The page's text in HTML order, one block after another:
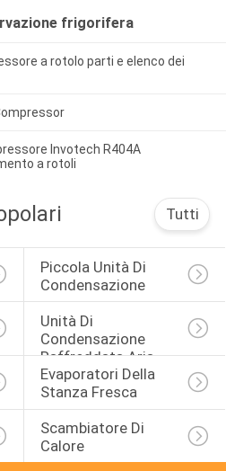
frigorifera
a rotolo parti e elenco dei
Invotech R404A
a rotoli
Tutti
Piccola Unità Di
Condensazione
Unità Di
Condensazione
Raffreddata Aria
Evaporatori Della
Stanza Fresca
Scambiatore Di
Calore